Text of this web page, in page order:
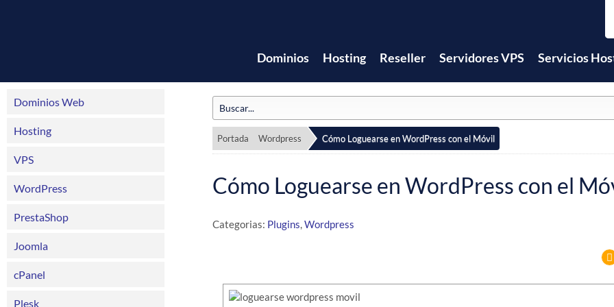
Dominios Hosting Reseller Servidores VPS Servicios
Dominios Web
Hosting
VPS
WordPress
PrestaShop
Joomla
cPanel
Plesk
Portada Wordpress Cómo Loguearse en WordPress con el Móvil
Cómo Loguearse en WordPress con el
Categorias: Plugins,Wordpress